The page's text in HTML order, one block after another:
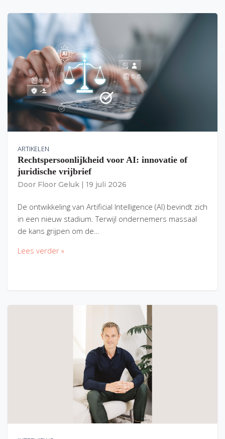
ARTIKELEN
Rechtspersoonlijkheid voor AI: innovatie of
juridische vrijbrief
Door Floor Geluk 19 juli 2026
De ontwikkeling van Artificial Intelligence (AI) bevindt zich
in een nieuw stadium. Terwijl ondernemers massaal
de kans grijpen om de…
Lees verder »